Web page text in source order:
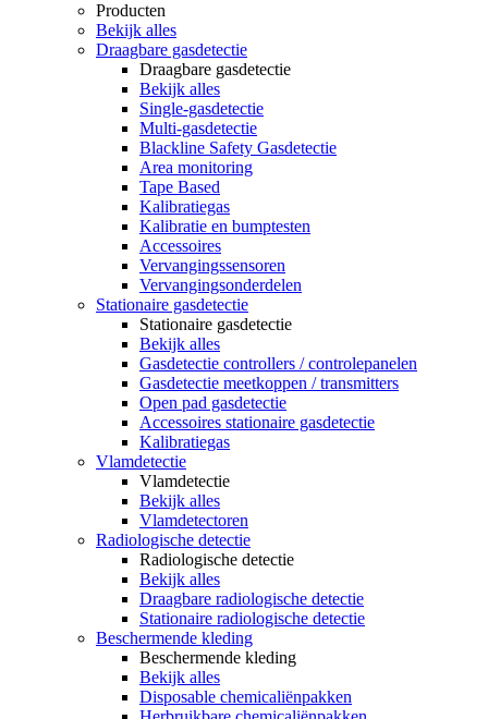
Producten
Bekijk alles
Draagbare gasdetectie
Draagbare gasdetectie
Bekijk alles
Single-gasdetectie
Multi-gasdetectie
Blackline Safety Gasdetectie
Area monitoring
Tape Based
Kalibratiegas
Kalibratie en bumptesten
Accessoires
Vervangingssensoren
Vervangingsonderdelen
Stationaire gasdetectie
Stationaire gasdetectie
Bekijk alles
Gasdetectie controllers / controlepanelen
Gasdetectie meetkoppen / transmitters
Open pad gasdetectie
Accessoires stationaire gasdetectie
Kalibratiegas
Vlamdetectie
Vlamdetectie
Bekijk alles
Vlamdetectoren
Radiologische detectie
Radiologische detectie
Bekijk alles
Draagbare radiologische detectie
Stationaire radiologische detectie
Beschermende kleding
Beschermende kleding
Bekijk alles
Disposable chemicaliënpakken